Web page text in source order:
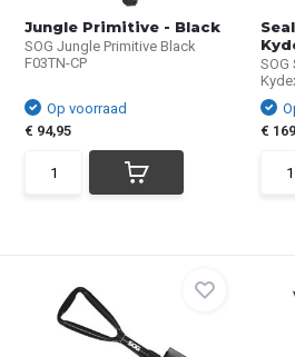
Jungle Primitive - Black
SOG Jungle Primitive Black
F03TN-CP
Op voorraad
€ 94,95
SOG
€